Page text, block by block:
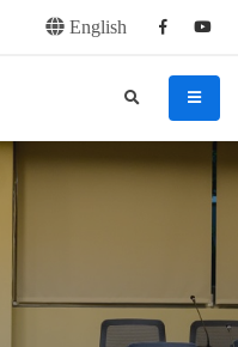
English Facebook
研究所 menu
search